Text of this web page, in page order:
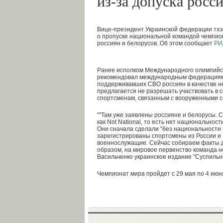
Вице-президент Украинской федерации
о пропуске национальной командой
россиян и белорусов. Об этом сообщает
Ранее исполком Международного
рекомендовал международным
поддерживавших СВО россиян в качестве
предлагается не разрешать участвовать в
спортсменам, связанным с вооруженными
""Там уже заявлены россияне и белорусы.
как Not National, то есть нет
Они сначала сделали "без национальности
зарегистрированы спортсмены из России
военнослужащие. Сейчас собираем факты
образом, на мировое первенство команда
Васильченко украинское издание
Чемпионат мира пройдет с 29 мая по 4